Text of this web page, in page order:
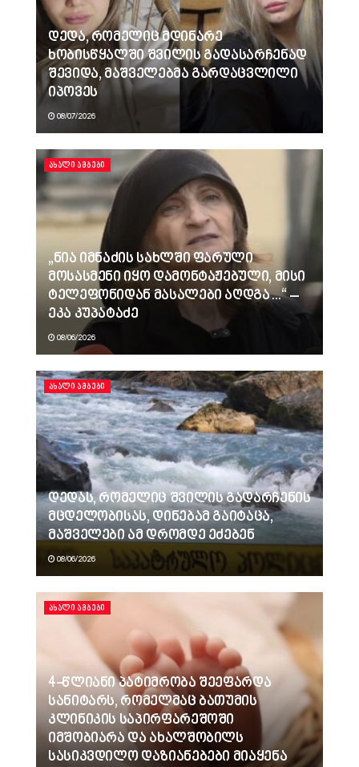
დედა, რომელიც მდინარე
ხობისწყალში შვილის გადასარჩენად
შევიდა, მაშველებმა გარდაცვლილი
იპოვეს
08/07/2026
ᲐᲮᲐᲚᲘ ᲐᲛᲑᲔᲑᲘ
„ნია იმნაძის სახლში ფარული
მოსასმენი იყო დამონტაჟებული, მისი
ტელეფონიდან მასალები აღდგა…“ –
ეკა კუპატაძე
08/06/2026
ᲐᲮᲐᲚᲘ ᲐᲛᲑᲔᲑᲘ
დედას, რომელიც შვილის გადარჩენის
მცდელობისას, დინებამ გაიტაცა,
მაშველები ამ დრომდე ეძებენ
08/06/2026
ᲐᲮᲐᲚᲘ ᲐᲛᲑᲔᲑᲘ
4-წლიანი პატიმრობა შეეფარდა
სანიტარს, რომელმაც ბათუმის
კლინიკის საპირფარეშოში
იმშობიარა და ახალშობილს
სასიკვდილო დაზიანებები მიაყენა